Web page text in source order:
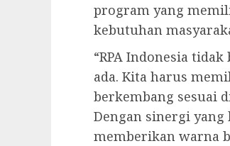
program yang
kebutuhan
“RPA Indonesia
ada. Kita harus
berkembang sesuai
Dengan sinergi yang
memberikan warna